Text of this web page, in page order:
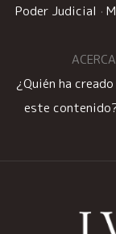
Poder Judicial ·
¿Quién ha
este